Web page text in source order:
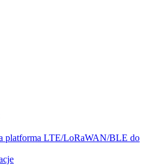
platforma LTE/LoRaWAN/BLE do